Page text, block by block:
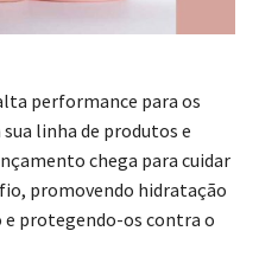
performance para os
linha de produtos e
chega para cuidar
promovendo hidratação
protegendo-os contra o